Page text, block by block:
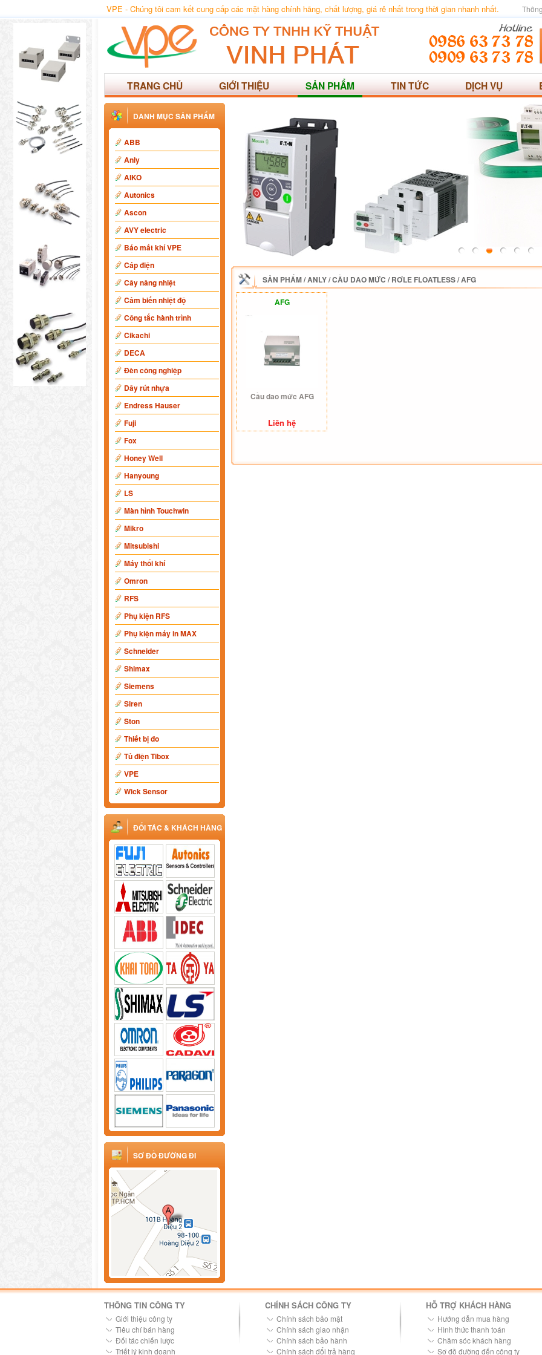
VPE - Chúng tôi cam kết cung cấp các mặt hàng chính hãng, chất lượng, giá rẻ nhất trong thời gian nhanh nhất.
TRANG CHỦ GIỚI THIỆU SẢN PHẨM TIN TỨC DỊCH VỤ
DANH MỤC SẢN PHẨM
ABB
Anly
AIKO
Autonics
Ascon
AVY electric
Báo mất khí VPE
Cáp điện
Cây nâng nhiệt
Cảm biến nhiệt độ
Công tắc hành trình
Cikachi
DECA
Đèn công nghiệp
Dây rút nhựa
Endress Hauser
Fuji
Fox
Honey Well
Hanyoung
LS
Màn hình Touchwin
Mikro
Mitsubishi
Máy thổi khí
Omron
RFS
Phụ kiện RFS
Phụ kiện máy in MAX
Schneider
Shimax
Siemens
Siren
Ston
Thiết bị đo
Tủ điện Tibox
VPE
Wick Sensor
ĐỐI TÁC & KHÁCH HÀNG
SƠ ĐỒ ĐƯỜNG ĐI
SẢN PHẨM/ANLY/CẦU DAO MỨC /RƠLE FLOATLESS/AFG
AFG
Cầu dao mức AFG
Liên hệ
THÔNG TIN CÔNG TY
Giới thiệu công ty
Tiêu chí bán hàng
Đối tác chiến lược
Triết lý kinh doanh
CHÍNH SÁCH CÔNG TY
Chính sách bảo mật
Chính sách giao nhận
Chính sách bảo hành
Chính sách đổi trả hàng
HỖ TRỢ KHÁCH HÀNG
Hướng dẫn mua hàng
Hình thức thanh toán
Chăm sóc khách hàng
Sơ đồ đường đến công ty